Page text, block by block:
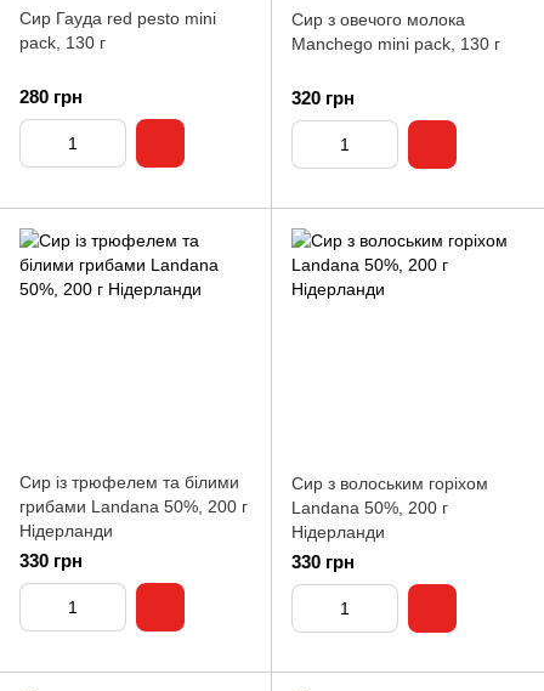
Сир Гауда red pesto mini
pack, 130 г
280 грн
Сир з овечого молока
Manchego mini pack, 130 г
320 грн
Сир із трюфелем та білими
грибами Landana 50%, 200 г
Нідерланди
330 грн
Сир з волоським горіхом
Landana 50%, 200 г
Нідерланди
330 грн